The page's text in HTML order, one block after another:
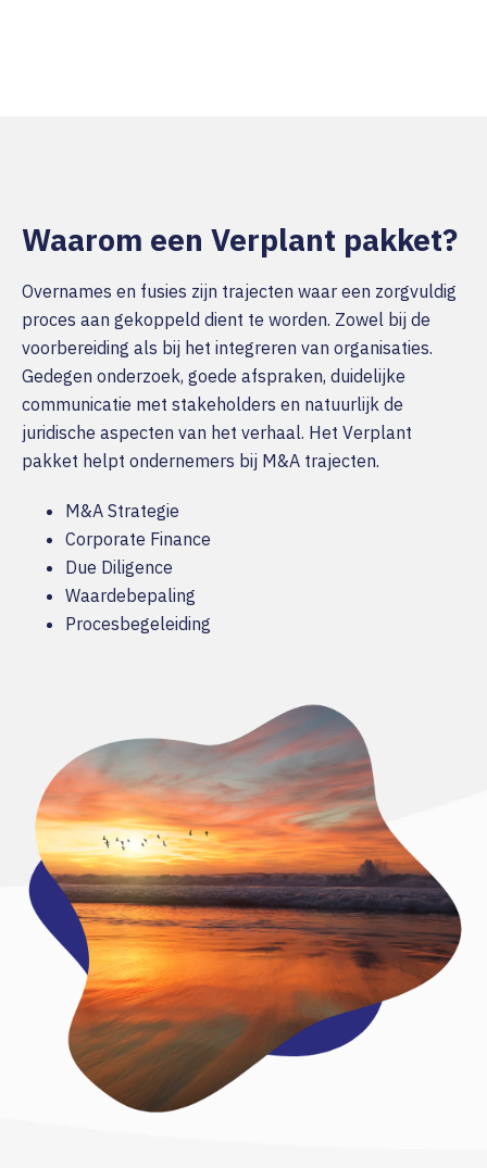
Waarom een Verplant pakket?
Overnames en fusies zijn trajecten waar een zorgvuldig
proces aan gekoppeld dient te worden. Zowel bij de
voorbereiding als bij het integreren van organisaties.
Gedegen onderzoek, goede afspraken, duidelijke
communicatie met stakeholders en natuurlijk de
juridische aspecten van het verhaal. Het Verplant
pakket helpt ondernemers bij M&A trajecten.
M&A Strategie
Corporate Finance
Due Diligence
Waardebepaling
Procesbegeleiding